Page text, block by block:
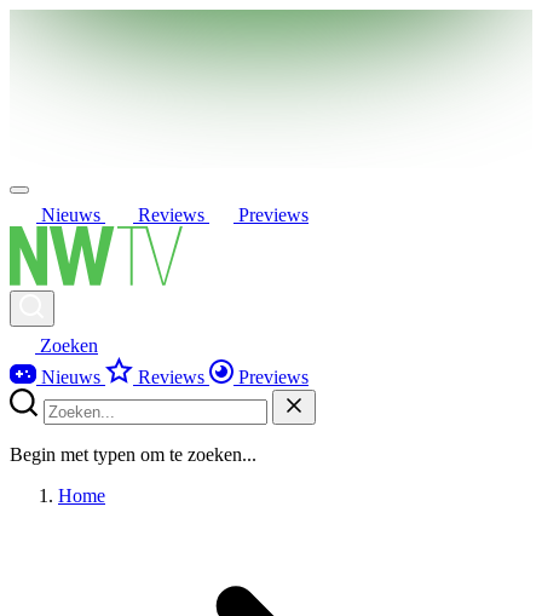
Nieuws Reviews Previews
Zoeken
Nieuws
Reviews Previews
Begin met typen om te zoeken...
Home